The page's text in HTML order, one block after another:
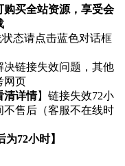
购买全站资源，享受会
状态请点击蓝色对话框
决链接失效问题，其他
网页
清详情】链接失效72小
不售后（客服不在线时
72小时】